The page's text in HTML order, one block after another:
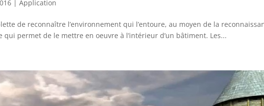
|Application
de reconnaître l’environnement qui l’entoure, au moyen de la
qui permet de le mettre en oeuvre à l’intérieur d’un bâtiment. Les...